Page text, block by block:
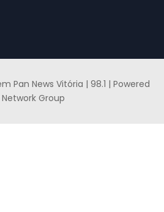
Pan News Vitória | 98.1 | Powered
Group